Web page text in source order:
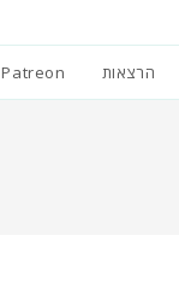
הרצאות Patreon